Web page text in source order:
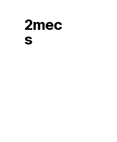
2mec
s